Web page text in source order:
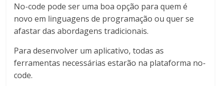
No-code pode ser uma boa opção para quem é
novo em linguagens de programação ou quer se
afastar das abordagens tradicionais.
Para desenvolver um aplicativo, todas as
ferramentas necessárias estarão na plataforma no-
code.